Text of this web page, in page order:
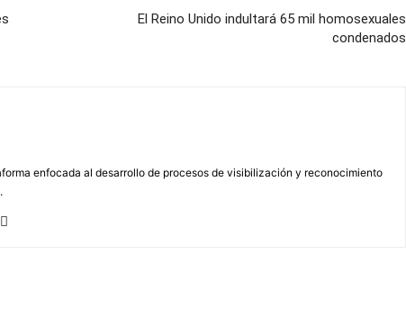
El Reino Unido indultará 65 mil homosexuales
condenados
enfocada al desarrollo de procesos de visibilización y reconocimiento